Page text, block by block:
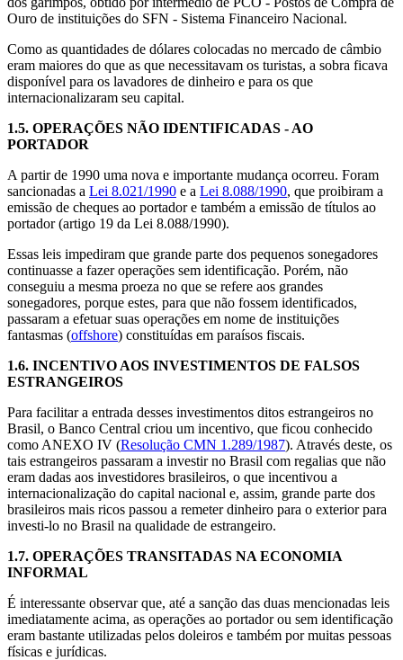
Ouro de instituições do SFN - Sistema Financeiro Nacional.
Como as quantidades de dólares colocadas no mercado de câmbio
eram maiores do que as que necessitavam os turistas, a sobra ficava
disponível para os lavadores de dinheiro e para os que
internacionalizaram seu capital.
1.5. OPERAÇÕES NÃO IDENTIFICADAS - AO
PORTADOR
A partir de 1990 uma nova e importante mudança ocorreu. Foram
sancionadas a Lei 8.021/1990 e a Lei 8.088/1990, que proibiram a
emissão de cheques ao portador e também a emissão de títulos ao
portador (artigo 19 da Lei 8.088/1990).
Essas leis impediram que grande parte dos pequenos sonegadores
continuasse a fazer operações sem identificação. Porém, não
conseguiu a mesma proeza no que se refere aos grandes
sonegadores, porque estes, para que não fossem identificados,
passaram a efetuar suas operações em nome de instituições
fantasmas (offshore) constituídas em paraísos fiscais.
1.6. INCENTIVO AOS INVESTIMENTOS DE FALSOS
ESTRANGEIROS
Para facilitar a entrada desses investimentos ditos estrangeiros no
Brasil, o Banco Central criou um incentivo, que ficou conhecido
como ANEXO IV (Resolução CMN 1.289/1987). Através deste, os
tais estrangeiros passaram a investir no Brasil com regalias que não
eram dadas aos investidores brasileiros, o que incentivou a
internacionalização do capital nacional e, assim, grande parte dos
brasileiros mais ricos passou a remeter dinheiro para o exterior para
investi-lo no Brasil na qualidade de estrangeiro.
1.7. OPERAÇÕES TRANSITADAS NA ECONOMIA
INFORMAL
É interessante observar que, até a sanção das duas mencionadas leis
imediatamente acima, as operações ao portador ou sem identificação
eram bastante utilizadas pelos doleiros e também por muitas pessoas
físicas e jurídicas.